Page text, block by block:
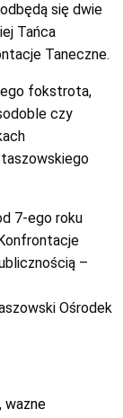
się dwie
Tańca
Taneczne.
fokstrota,
czy
7-ego roku
–
Ośrodek
, wazne